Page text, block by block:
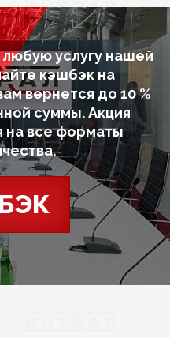
услугу нашей
кэшбэк на
вернется до 10 %
суммы. Акция
на все форматы